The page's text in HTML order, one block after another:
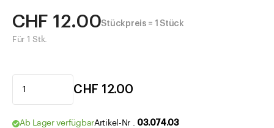
CHF 12.00Stückpreis = 1 Stück
Für 1 Stk.
CHF 12.00
Ab Lager verfügbarArtikel-Nr . 03.074.03